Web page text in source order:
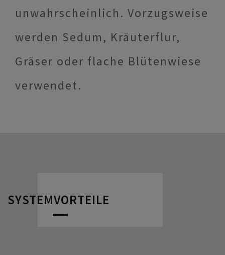
unwahrscheinlich. Vorzugsweise
werden Sedum, Kräuterflur,
Gräser oder flache Blütenwiese
verwendet.
SYSTEMVORTEILE